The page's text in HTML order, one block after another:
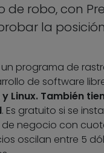
de robo, con
la
un programa de
de software
y Linux. También
. Es gratuito si se
negocio con
oscilan entre 5